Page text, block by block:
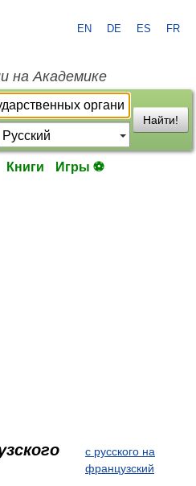
EN DE ES FR
на Академике
Найти!
Книги Игры ⚽
с русского на
французский